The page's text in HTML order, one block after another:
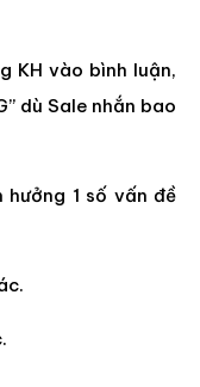
KH vào bình luận,
dù Sale nhắn bao
hưởng 1 số vấn đề